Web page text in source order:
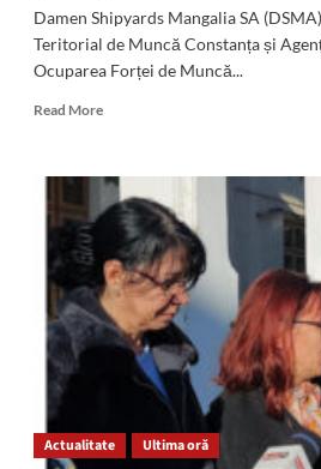
primar!”
Damen Shipyards Mangalia SA
Teritorial de Muncă Constanța și
Ocuparea Forței de Muncă...
Read MoreRead
Damen
Mangalia
anunță
va
da
afară
alți
luna
Actualitate Ultima oră